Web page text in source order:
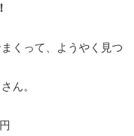
くって、ようやく見つ
ん。